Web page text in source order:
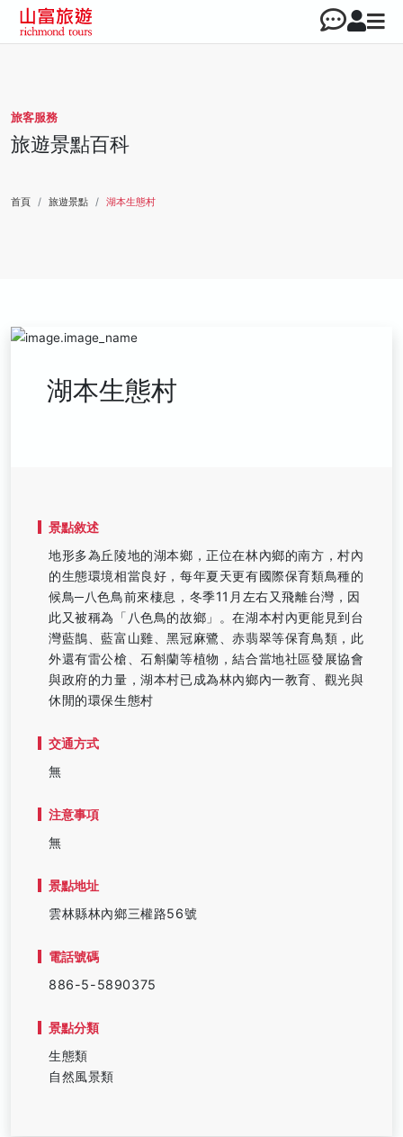
旅客服務
旅遊景點百科
首頁 旅遊景點 湖本生態村
湖本生態村
景點敘述
地形多為丘陵地的湖本鄉，正位在林內鄉的南方，村內
的生態環境相當良好，每年夏天更有國際保育類鳥種的
候鳥─八色鳥前來棲息，冬季11月左右又飛離台灣，因
此又被稱為「八色鳥的故鄉」。在湖本村內更能見到台
灣藍鵲、藍富山雞、黑冠麻鷺、赤翡翠等保育鳥類，此
外還有雷公槍、石斛蘭等植物，結合當地社區發展協會
與政府的力量，湖本村已成為林內鄉內一教育、觀光與
休閒的環保生態村
交通方式
無
注意事項
無
景點地址
雲林縣林內鄉三權路56號
電話號碼
886-5-5890375
景點分類
生態類
自然風景類